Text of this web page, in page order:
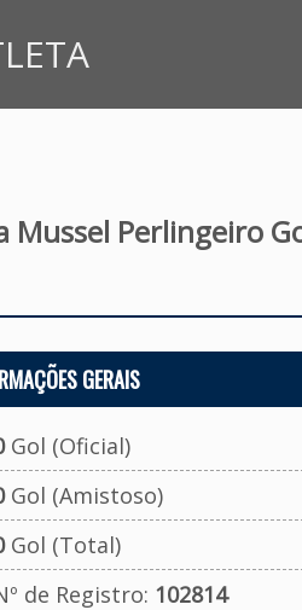
Mussel Perlingeiro
GERAIS
Gol (Oficial)
Gol (Amistoso)
Gol (Total)
de Registro: 102814